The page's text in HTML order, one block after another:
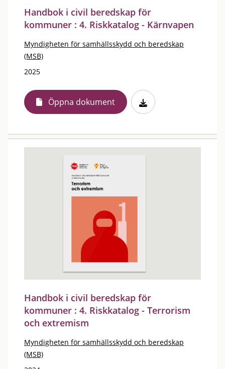
Handbok i civil beredskap för
kommuner : 4. Riskkatalog - Kärnvapen
Myndigheten för samhällsskydd och beredskap
(MSB)
2025
Öppna dokument
Handbok i civil beredskap för
kommuner : 4. Riskkatalog - Terrorism
och extremism
Myndigheten för samhällsskydd och beredskap
(MSB)